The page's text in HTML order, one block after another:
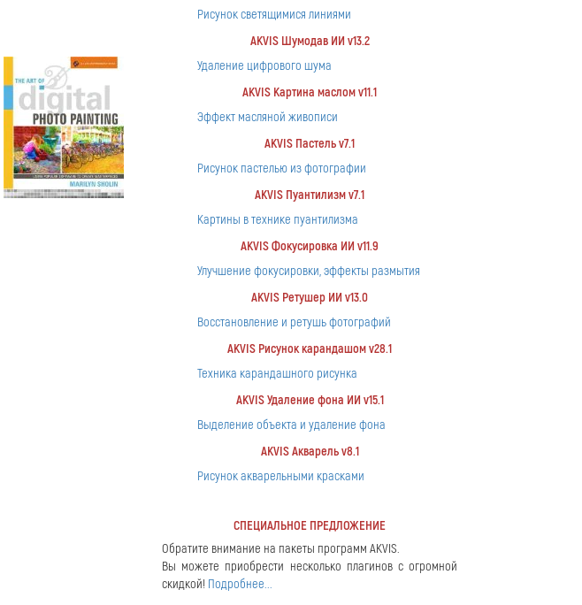
Рисунок светящимися линиями
AKVIS Шумодав ИИ v13.2
Удаление цифрового шума
AKVIS Картина маслом v11.1
Эффект масляной живописи
AKVIS Пастель v7.1
Рисунок пастелью из фотографии
AKVIS Пуантилизм v7.1
Картины в технике пуантилизма
AKVIS Фокусировка ИИ v11.9
Улучшение фокусировки, эффекты размытия
AKVIS Ретушер ИИ v13.0
Восстановление и ретушь фотографий
AKVIS Рисунок карандашом v28.1
Техника карандашного рисунка
AKVIS Удаление фона ИИ v15.1
Выделение объекта и удаление фона
AKVIS Акварель v8.1
Рисунок акварельными красками
СПЕЦИАЛЬНОЕ ПРЕДЛОЖЕНИЕ
Обратите внимание на пакеты программ AKVIS.
Вы можете приобрести несколько плагинов с огромной
скидкой! Подробнее...